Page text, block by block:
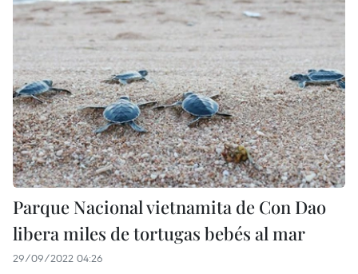
Parque Nacional vietnamita de Con Dao
libera miles de tortugas bebés al mar
29/09/2022 04:26